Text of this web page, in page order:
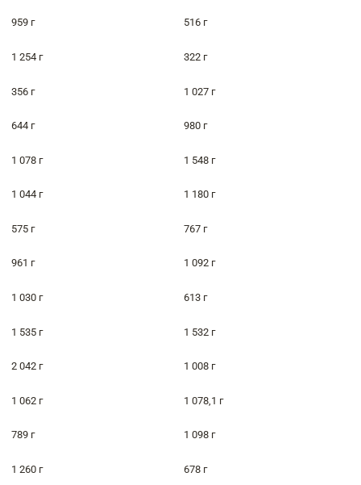
959 г 516 г
1 254 г 322 г
356 г 1 027 г
644 г 980 г
1 078 г 1 548 г
1 044 г 1 180 г
575 г 767 г
961 г 1 092 г
1 030 г 613 г
1 535 г 1 532 г
2 042 г 1 008 г
1 062 г 1 078,1 г
789 г 1 098 г
1 260 г 678 г